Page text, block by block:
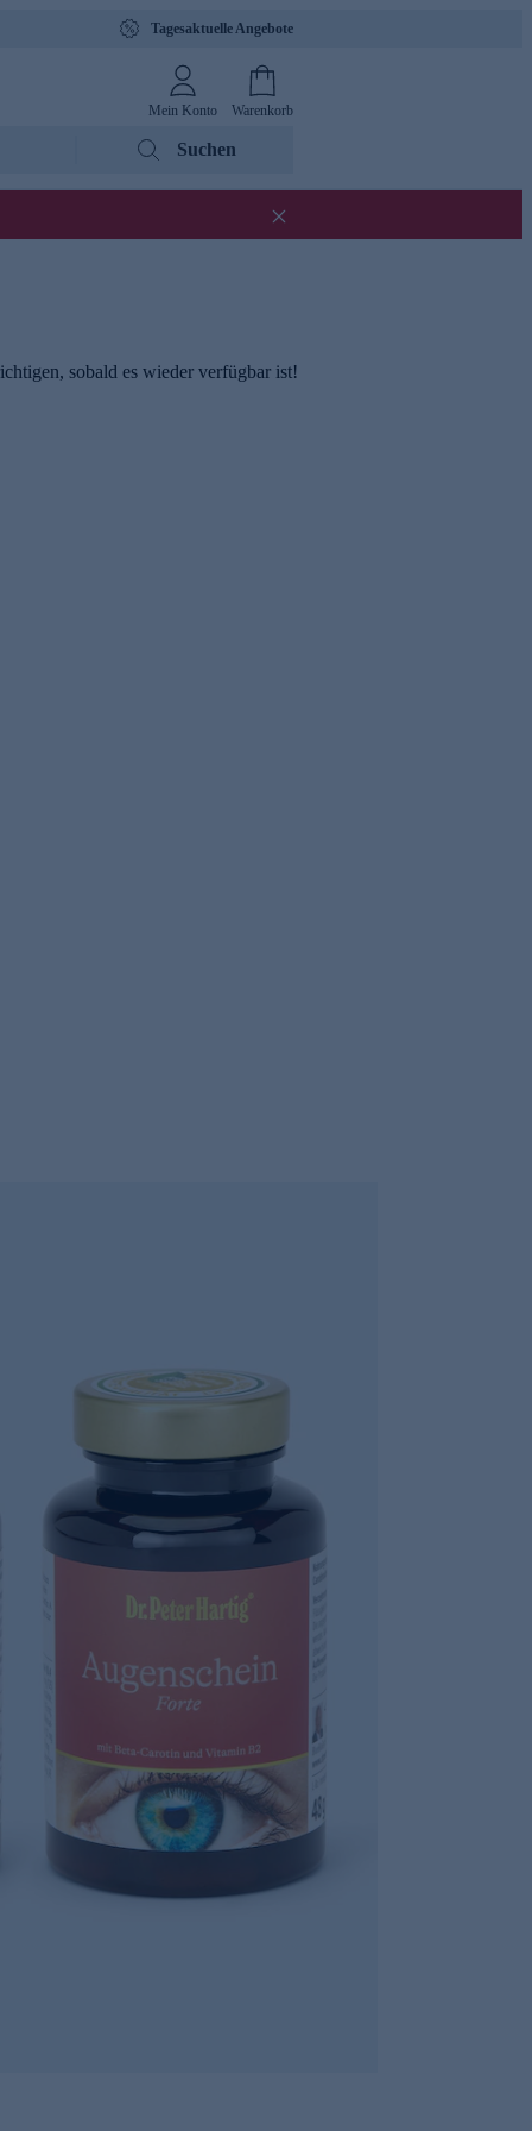
Tagesaktuelle Angebote
Mein Konto Warenkorb
Suchen
sobald es wieder verfügbar ist!